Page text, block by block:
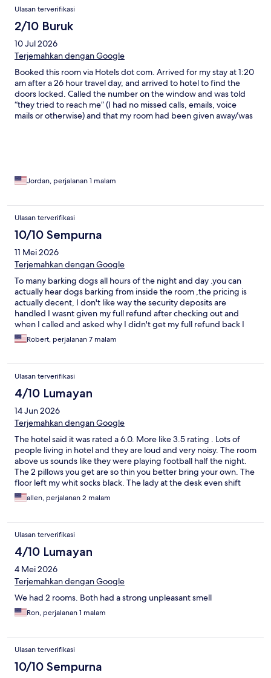
Ulasan terverifikasi
2/10 Buruk
10 Jul 2026
Terjemahkan dengan Google
Booked this room via Hotels dot com. Arrived for my stay at 1:20
am after a 26 hour travel day, and arrived to hotel to find the
doors locked. Called the number on the window and was told
“they tried to reach me” (I had no missed calls, emails, voice
mails or otherwise) and that my room had been given away/was
Jordan, perjalanan 1 malam
Ulasan terverifikasi
10/10 Sempurna
11 Mei 2026
Terjemahkan dengan Google
To many barking dogs all hours of the night and day .you can
actually hear dogs barking from inside the room ,the pricing is
actually decent, I don't like way the security deposits are
handled I wasnt given my full refund after checking out and
when I called and asked why I didn't get my full refund back I
was never contacted back. But if you need a decent weekly
spot or extended stay , I would recommend this hotel ,
Robert, perjalanan 7 malam
Ulasan terverifikasi
4/10 Lumayan
14 Jun 2026
Terjemahkan dengan Google
The hotel said it was rated a 6.0. More like 3.5 rating . Lots of
people living in hotel and they are loud and very noisy. The room
above us sounds like they were playing football half the night.
The 2 pillows you get are so thin you better bring your own. The
floor left my whit socks black. The lady at the desk even shift
was very helpful. She should find a better job or get a raise
allen, perjalanan 2 malam
Ulasan terverifikasi
4/10 Lumayan
4 Mei 2026
Terjemahkan dengan Google
We had 2 rooms. Both had a strong unpleasant smell
Ron, perjalanan 1 malam
Ulasan terverifikasi
10/10 Sempurna